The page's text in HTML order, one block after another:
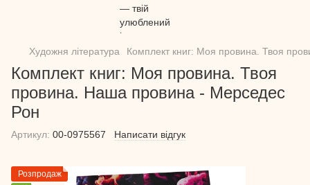
Художня література Комплект книг: Моя провина. Твоя
Комплект книг: Моя провина. Твоя
провина. Наша провина - Мерседес
Рон
Артикул: 00-0975567 Написати відгук
Розпродаж